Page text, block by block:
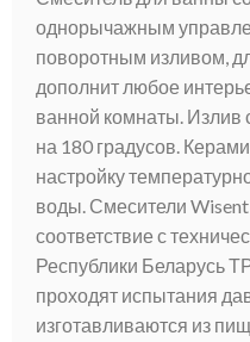
однорычажным
поворотным изливом,
дополнит любое
ванной комнаты. Излив
на 180 градусов.
настройку
воды. Смесители
соответствие с
Республики Беларусь
проходят испытания
изготавливаются из